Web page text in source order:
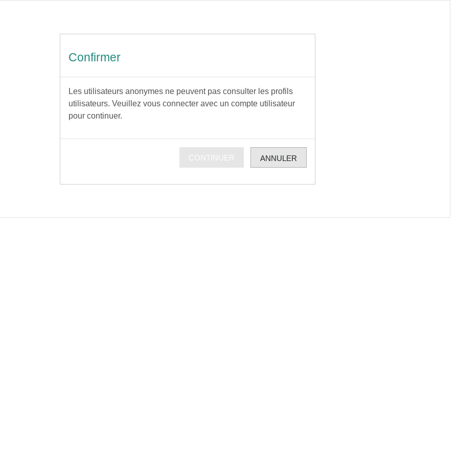
Confirmer
Les utilisateurs anonymes ne peuvent pas consulter les profils
utilisateurs. Veuillez vous connecter avec un compte utilisateur
pour continuer.
CONTINUER ANNULER